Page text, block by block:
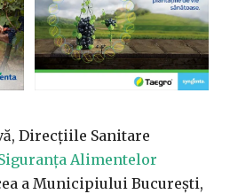
Direcţiile Sanitare
Alimentelor
a Municipiului Bucureşti,